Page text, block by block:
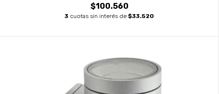
$100.560
3 cuotas sin interés de $33.520